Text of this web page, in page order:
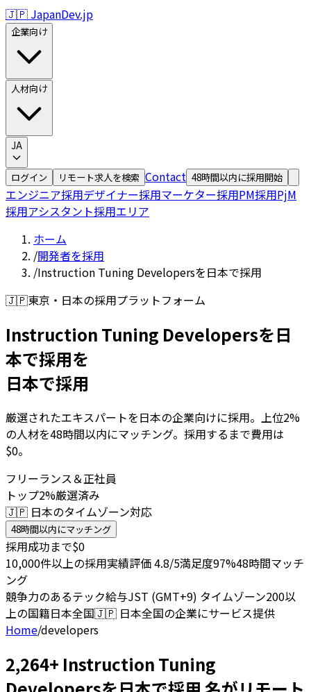
🇯🇵 JapanDev.jp
企業向け
人材向け
JA
ログイン リモート求人を検索 Contact 48時間以内に採用開始
エンジニア採用デザイナー採用マーケター採用PM採用PjM
採用アシスタント採用エリア
ホーム
/開発者を採用
/Instruction Tuning Developersを日本で採用
🇯🇵東京・日本の採用プラットフォーム
Instruction Tuning Developersを日
本で採用を
日本で採用
厳選されたエキスパートを日本の企業向けに採用。上位2%
の人材を48時間以内にマッチング。採用するまで費用は
$0。
フリーランス＆正社員
トップ2%厳選済み
🇯🇵 日本のタイムゾーン対応
48時間以内にマッチング
採用成功まで$0
10,000件以上の採用実績評価 4.8/5満足度97%48時間マッチ
ング
競争力のあるテック給与JST (GMT+9) タイムゾーン200以
上の国籍日本全国🇯🇵 日本全国の企業にサービス提供
Home/developers
2,264+ Instruction Tuning